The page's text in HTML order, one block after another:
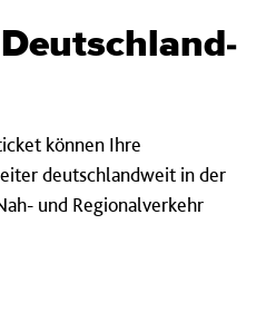
können Ihre
deutschlandweit in der
und Regionalverkehr